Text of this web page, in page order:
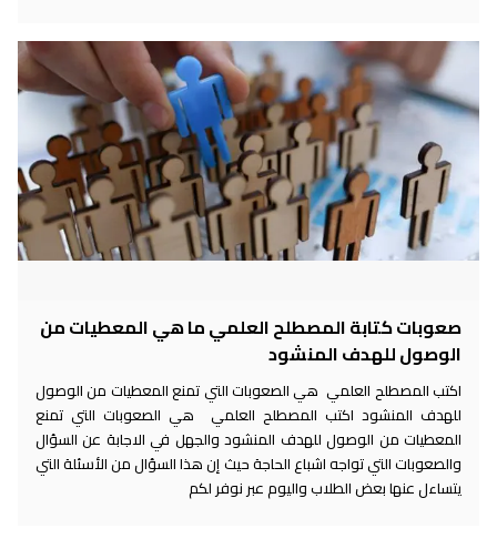
صعوبات كتابة المصطلح العلمي ما هي المعطيات من
الوصول للهدف المنشود
اكتب المصطلح العلمي هي الصعوبات التي تمنع المعطيات من الوصول
للهدف المنشود اكتب المصطلح العلمي هي الصعوبات التي تمنع
المعطيات من الوصول للهدف المنشود والجهل في الاجابة عن السؤال
والصعوبات التي تواجه اشباع الحاجة حيث إن هذا السؤال من الأسئلة التي
يتساءل عنها بعض الطلاب واليوم عبر نوفر لكم